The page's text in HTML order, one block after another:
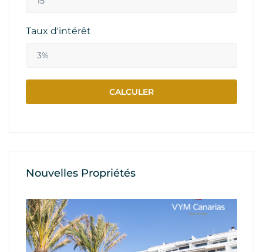
Taux d'intérêt
Nouvelles Propriétés